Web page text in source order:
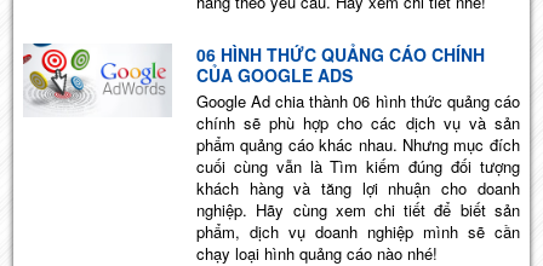
06 HÌNH THỨC QUẢNG CÁO CHÍNH
CỦA GOOGLE ADS
Google Ad chia thành 06 hình thức quảng cáo
chính sẽ phù hợp cho các dịch vụ và sản
phẩm quảng cáo khác nhau. Nhưng mục đích
cuối cùng vẫn là Tìm kiếm đúng đối tượng
khách hàng và tăng lợi nhuận cho doanh
nghiệp. Hãy cùng xem chi tiết để biết sản
phẩm, dịch vụ doanh nghiệp mình sẽ cần
chạy loại hình quảng cáo nào nhé!